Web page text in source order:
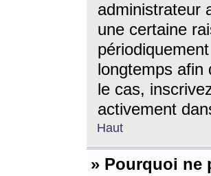
administrateur
une certaine
longtemps afin
le cas,
activement
Haut
» Pourquoi ne